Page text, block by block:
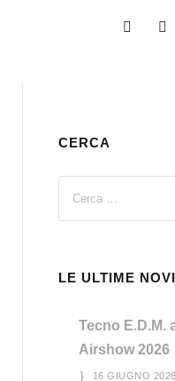
CERCA
LE ULTIME
Tecno E.D.M.
Airshow 2026
16 GIUGNO 2026